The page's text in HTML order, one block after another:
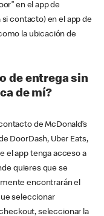
en el app de
si contacto) en el app de
la ubicación de
de entrega sin
de mí?
de McDonald’s
DoorDash, Uber Eats,
el app tenga acceso a
quieres que se
encontrarán el
seleccionar
seleccionar la